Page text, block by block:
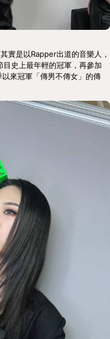
實是以Rapper出道的音樂人，
史上最年輕的冠軍，再參加
來冠軍「傳男不傳女」的傳